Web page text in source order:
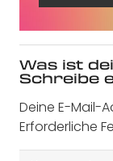
Was ist
Schreibe
Deine E-Mail-
Erforderliche